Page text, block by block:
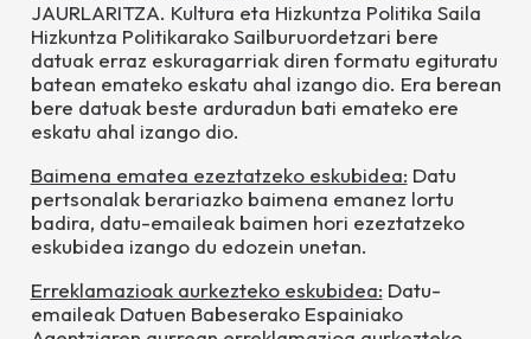
JAURLARITZA. Kultura eta Hizkuntza Politika Saila
Hizkuntza Politikarako Sailburuordetzari bere
datuak erraz eskuragarriak diren formatu egituratu
batean emateko eskatu ahal izango dio. Era berean
bere datuak beste arduradun bati emateko ere
eskatu ahal izango dio.
Baimena ematea ezeztatzeko eskubidea: Datu
pertsonalak berariazko baimena emanez lortu
badira, datu-emaileak baimen hori ezeztatzeko
eskubidea izango du edozein unetan.
Erreklamazioak aurkezteko eskubidea: Datu-
emaileak Datuen Babeserako Espainiako